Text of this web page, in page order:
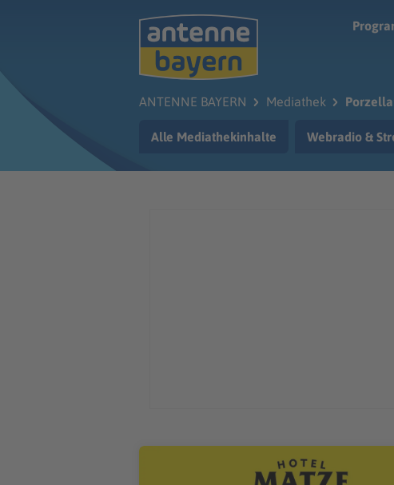
ANTENNE BAYERN Mediathek
Alle Mediathekinhalte Webradio &